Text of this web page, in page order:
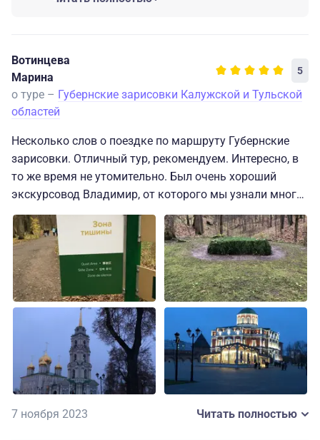
нам в будущем для организации вашего
следующего путешествия по России!
Вотинцева
Марина
5
о туре – Губернские зарисовки Калужской и Тульской
областей
Несколько слов о поездке по маршруту Губернские
зарисовки. Отличный тур, рекомендуем. Интересно, в
то же время не утомительно. Был очень хороший
экскурсовод Владимир, от которого мы узнали много
нового, и в то же время он разбавлял повествование
байками, шутками, веселыми историями - словом, не
давал скучать. Мы были в постоянном диалоге.
7 ноября 2023 Читать полностью